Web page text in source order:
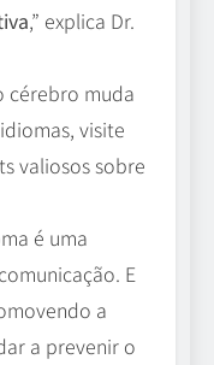
,” explica Dr.
cérebro muda
visite
valiosos sobre
é uma
E
a
a prevenir o